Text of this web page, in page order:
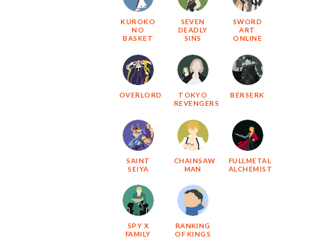
KUROKO
NO
BASKET
SEVEN
DEADLY
SINS
SWORD
ART
ONLINE
OVERLORD
TOKYO
REVENGERS
BERSERK
SAINT
SEIYA
CHAINSAW
MAN
FULLMETAL
ALCHEMIST
SPY X
FAMILY
RANKING
OF KINGS